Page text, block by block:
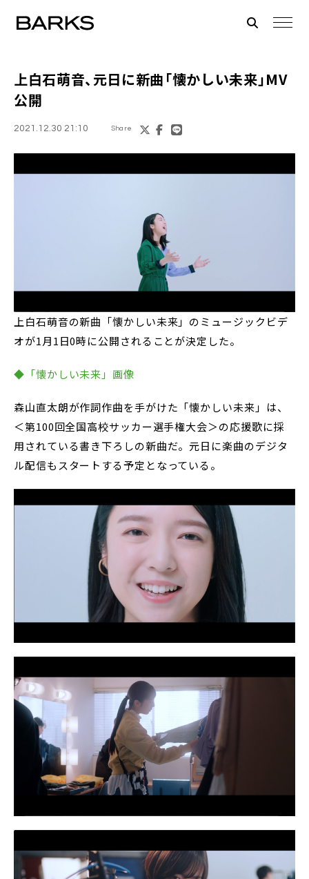
上白石萌音、元日に新曲「懐かしい未来」MV
公開
2021.12.30 21:10 Share
上白石萌音の新曲「懐かしい未来」のミュージックビデ
オが1月1日0時に公開されることが決定した。
◆「懐かしい未来」画像
森山直太朗が作詞作曲を手がけた「懐かしい未来」は、
＜第100回全国高校サッカー選手権大会＞の応援歌に採
用されている書き下ろしの新曲だ。元日に楽曲のデジタ
ル配信もスタートする予定となっている。